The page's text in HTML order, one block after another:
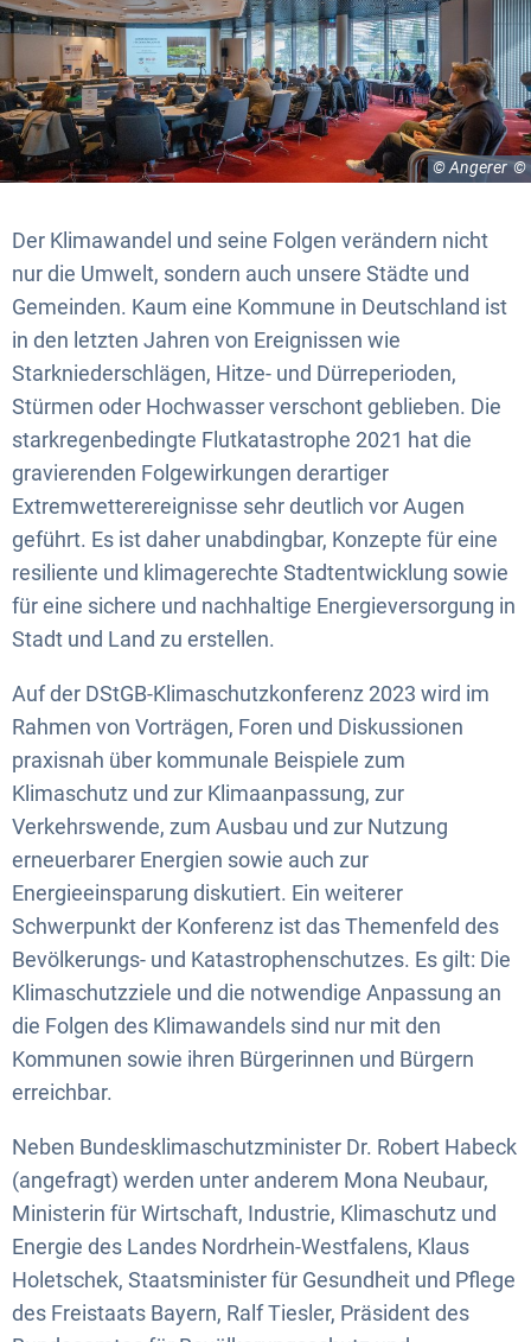
© Angerer
Der Klimawandel und seine Folgen verändern nicht
nur die Umwelt, sondern auch unsere Städte und
Gemeinden. Kaum eine Kommune in Deutschland ist
in den letzten Jahren von Ereignissen wie
Starkniederschlägen, Hitze- und Dürreperioden,
Stürmen oder Hochwasser verschont geblieben. Die
starkregenbedingte Flutkatastrophe 2021 hat die
gravierenden Folgewirkungen derartiger
Extremwetterereignisse sehr deutlich vor Augen
geführt. Es ist daher unabdingbar, Konzepte für eine
resiliente und klimagerechte Stadtentwicklung sowie
für eine sichere und nachhaltige Energieversorgung in
Stadt und Land zu erstellen.
Auf der DStGB-Klimaschutzkonferenz 2023 wird im
Rahmen von Vorträgen, Foren und Diskussionen
praxisnah über kommunale Beispiele zum
Klimaschutz und zur Klimaanpassung, zur
Verkehrswende, zum Ausbau und zur Nutzung
erneuerbarer Energien sowie auch zur
Energieeinsparung diskutiert. Ein weiterer
Schwerpunkt der Konferenz ist das Themenfeld des
Bevölkerungs- und Katastrophenschutzes. Es gilt: Die
Klimaschutzziele und die notwendige Anpassung an
die Folgen des Klimawandels sind nur mit den
Kommunen sowie ihren Bürgerinnen und Bürgern
erreichbar.
Neben Bundesklimaschutzminister Dr. Robert Habeck
(angefragt) werden unter anderem Mona Neubaur,
Ministerin für Wirtschaft, Industrie, Klimaschutz und
Energie des Landes Nordrhein-Westfalens, Klaus
Holetschek, Staatsminister für Gesundheit und Pflege
des Freistaats Bayern, Ralf Tiesler, Präsident des